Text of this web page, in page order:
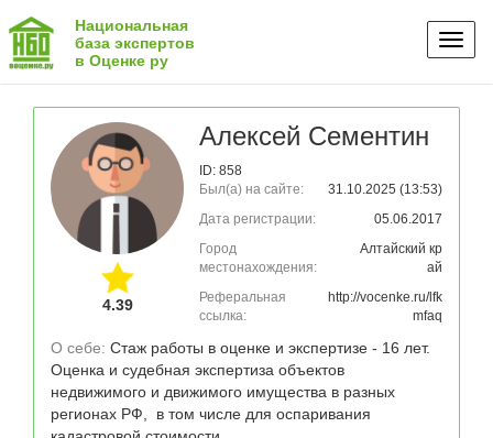
Национальная
база экспертов
в Оценке ру
4.39
Алексей Сементин
ID: 858
Был(а) на сайте:
31.10.2025 (13:53)
Дата регистрации:
05.06.2017
Город
местонахождения:
Алтайский кр
ай
Реферальная
ссылка:
http://vocenke.ru/lfk
mfaq
О себе: Стаж работы в оценке и экспертизе - 16 лет.
Оценка и судебная экспертиза объектов
недвижимого и движимого имущества в разных
регионах РФ,  в том числе для оспаривания